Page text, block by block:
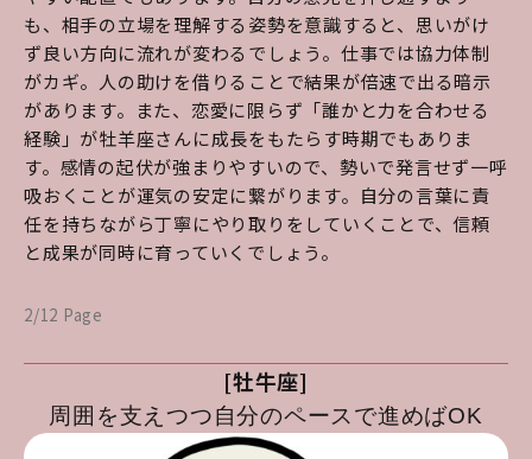
も、相手の立場を理解する姿勢を意識すると、思いがけ
ず良い方向に流れが変わるでしょう。仕事では協力体制
がカギ。人の助けを借りることで結果が倍速で出る暗示
があります。また、恋愛に限らず「誰かと力を合わせる
経験」が牡羊座さんに成長をもたらす時期でもありま
す。感情の起伏が強まりやすいので、勢いで発言せず一呼
吸おくことが運気の安定に繋がります。自分の言葉に責
任を持ちながら丁寧にやり取りをしていくことで、信頼
と成果が同時に育っていくでしょう。
2/12 Page
[牡牛座]
周囲を支えつつ自分のペースで進めばOK